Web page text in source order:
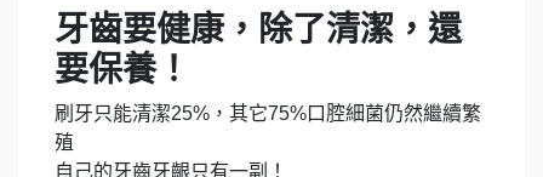
牙齒要健康，除了清潔，還
要保養！
刷牙只能清潔25%，其它75%口腔細菌仍然繼續繁
殖
自己的牙齒牙齦只有一副！